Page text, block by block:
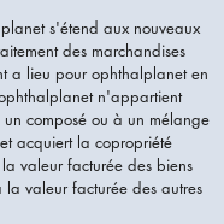
s'étend aux nouveaux
des marchandises
a lieu pour ophthalplanet en
n'appartient
composé ou à un mélange
acquiert la copropriété
valeur facturée des biens
valeur facturée des autres